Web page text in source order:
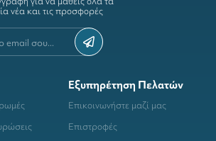
νέα και τις προσφορές
Εξυπηρέτηση Πελατών
Επικοινωνήστε μαζί μας
Επιστροφές